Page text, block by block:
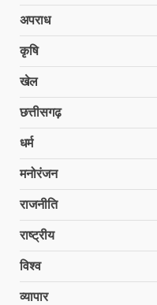
अपराध
कृषि
खेल
छत्तीसगढ़
धर्म
मनोरंजन
राजनीति
राष्ट्रीय
विश्व
व्यापार